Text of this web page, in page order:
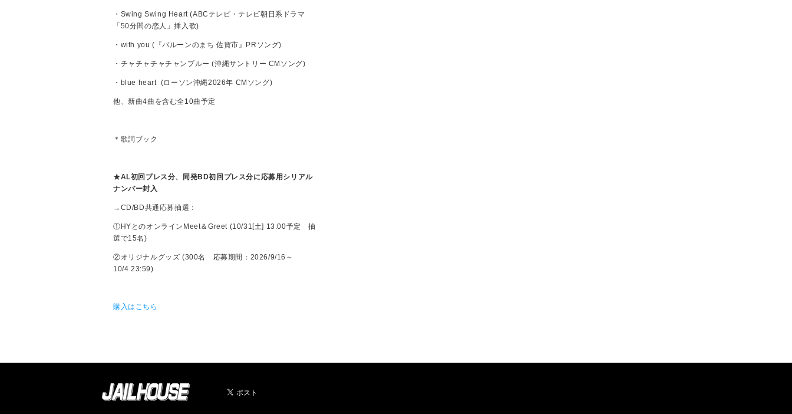
・Swing Swing Heart (ABCテレビ・テレビ朝日系ドラマ
「50分間の恋人」挿入歌)
・with you (『バルーンのまち 佐賀市』PRソング)
・チャチャチャチャンプルー (沖縄サントリー CMソング)
・blue heart (ローソン沖縄2026年 CMソング)
他、新曲4曲を含む全10曲予定
＊歌詞ブック
★AL初回プレス分、同発BD初回プレス分に応募用シリアル
ナンバー封入
→CD/BD共通応募抽選：
①HYとのオンラインMeet＆Greet (10/31[土] 13:00予定 抽
選で15名)
②オリジナルグッズ (300名 応募期間：2026/9/16～
10/4 23:59)
購入はこちら